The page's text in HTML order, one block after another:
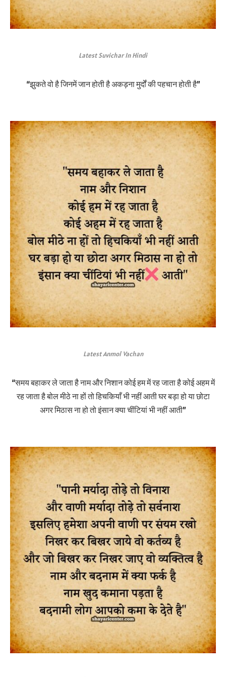
Latest Suvichar In Hindi
“झुकते वो है जिनमें जान होती है अकड़ना मुर्दों की पहचान होती है”
Latest Anmol Vachan
“समय बहाकर ले जाता है नाम और निशान कोई हम में रह जाता है कोई अहम में
रह जाता है बोल मीठे ना हों तो हिचकियाँ भी नहीं आती घर बड़ा हो या छोटा
अगर मिठास ना हो तो इंसान क्या चींटियां भी नहीं आती”